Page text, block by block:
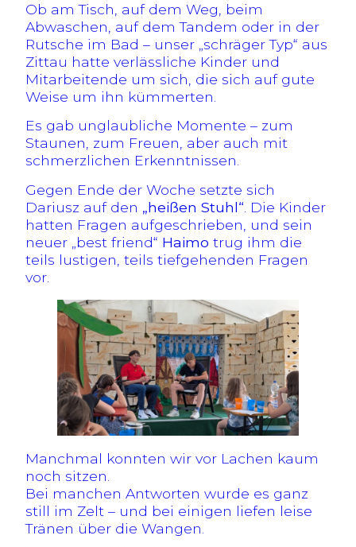
Ob am Tisch, auf dem Weg, beim
Abwaschen, auf dem Tandem oder in der
Rutsche im Bad – unser „schräger Typ“ aus
Zittau hatte verlässliche Kinder und
Mitarbeitende um sich, die sich auf gute
Weise um ihn kümmerten.
Es gab unglaubliche Momente – zum
Staunen, zum Freuen, aber auch mit
schmerzlichen Erkenntnissen.
Gegen Ende der Woche setzte sich
Dariusz auf den „heißen Stuhl“ . Die Kinder
hatten Fragen aufgeschrieben, und sein
neuer „best friend“ Haimo trug ihm die
teils lustigen, teils tiefgehenden Fragen
vor.
Manchmal konnten wir vor Lachen kaum
noch sitzen.
Bei manchen Antworten wurde es ganz
still im Zelt – und bei einigen liefen leise
Tränen über die Wangen.